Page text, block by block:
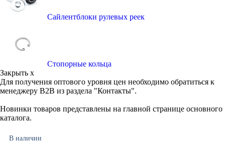
Сайлентблоки рулевых реек
Стопорные кольца
Закрыть x
Для получения оптового уровня цен необходимо обратиться к
менеджеру B2B из раздела "Контакты".
Новинки товаров представлены на главной странице основного
каталога.
В наличии